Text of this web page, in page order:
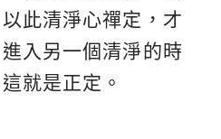
此清淨心禪定，才
入另一個清淨的時
就是正定。